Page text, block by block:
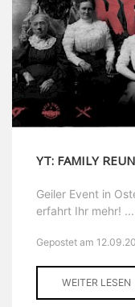
YT: FAMILY
Geiler Event in
erfahrt Ihr mehr! ...
Gepostet am
WEITER LESEN